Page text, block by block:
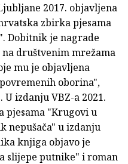
2017. objavljena
zbirka pjesama
Dobitnik je nagrade
društvenim mrežama
mu je objavljena
oborina",
U izdanju VBZ-a 2021.
pjesama "Krugovi u
nepušača" u izdanju
knjiga objavo je
slijepe putnike" i roman